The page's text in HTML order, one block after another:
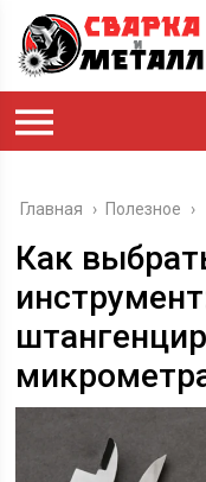
Главная › Полезное ›
Как